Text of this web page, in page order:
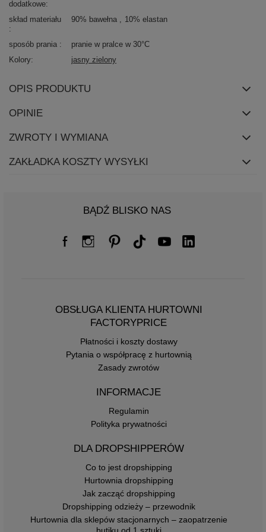
dodatkowe
skład materiału 90% bawełna 10% elastan
sposób prania
pranie w pralce w 30°C
Kolory
jasny zielony
OPIS PRODUKTU
OPINIE
ZWROTY I WYMIANA
ZAKŁADKA KOSZTY WYSYŁKI
BĄDŹ BLISKO NAS
OBSŁUGA KLIENTA HURTOWNI
FACTORYPRICE
Płatności i koszty dostawy
Pytania o współpracę z hurtownią
Zasady zwrotów
INFORMACJE
Regulamin
Polityka prywatności
DLA DROPSHIPPERÓW
Co to jest dropshipping
Hurtownia dropshipping
Jak zacząć dropshipping
Dropshipping odzieży – przewodnik
Hurtownia dla sklepów stacjonarnych – zaopatrzenie